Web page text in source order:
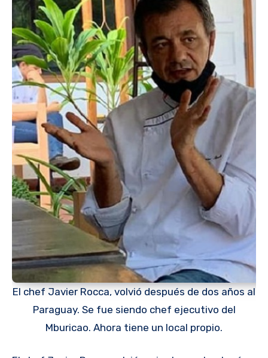
El chef Javier Rocca, volvió después de dos años al
Paraguay. Se fue siendo chef ejecutivo del
Mburicao. Ahora tiene un local propio.